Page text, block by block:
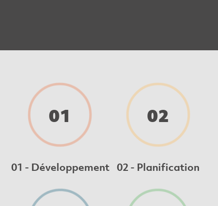
01
01 - Développement
02
02 - Planification